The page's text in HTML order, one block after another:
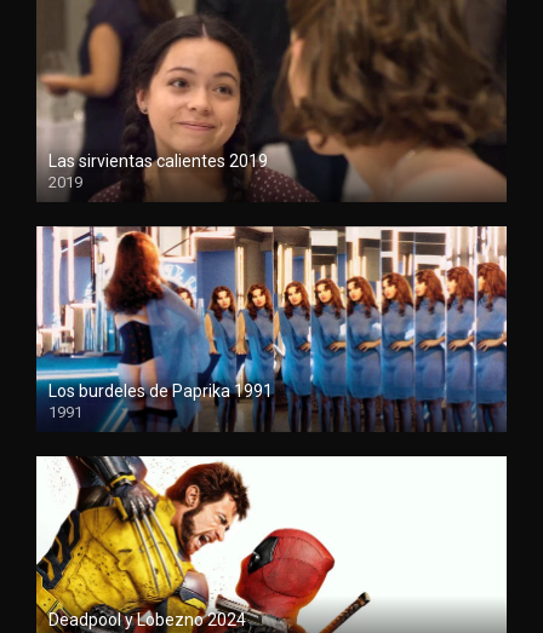
Las sirvientas calientes 2019
2019
1080P
Los burdeles de Paprika 1991
1991
1080P
Deadpool y Lobezno 2024